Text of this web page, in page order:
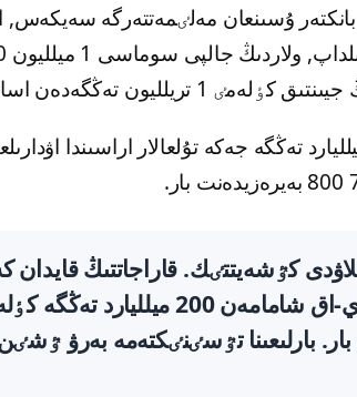
تريلليون تەڭگەدەن اسادى.
ٸشٸندە 670 ميلليارد تەڭگە جەكە تۇلعالار اراسىندا
كٷشەيتتٸك. قاراجاتتىڭ
انىقتالادى. سونداي-اق
بارلىعىنا تٷسٸنٸكتەمە بەرۋ